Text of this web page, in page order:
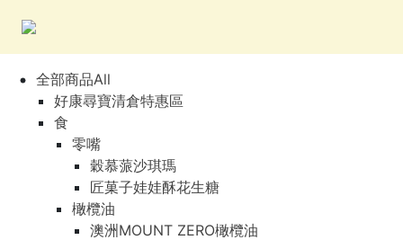
全部商品All
好康尋寶清倉特惠區
食
零嘴
穀慕蒎沙琪瑪
匠菓子娃娃酥花生糖
橄欖油
澳洲MOUNT ZERO橄欖油